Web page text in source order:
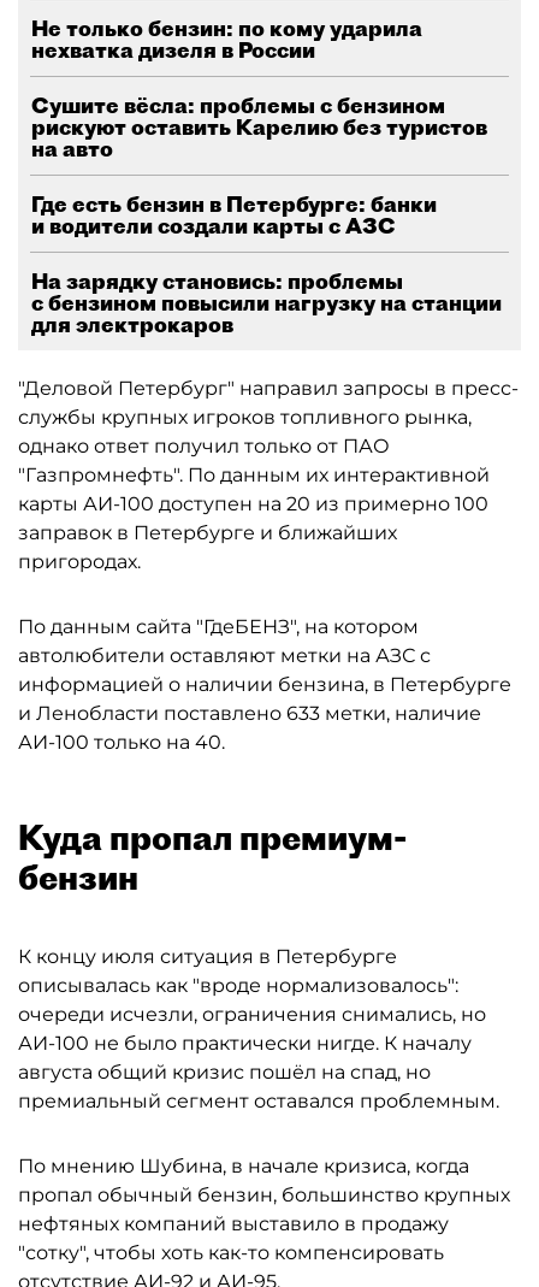
Не только бензин: по кому ударила
нехватка дизеля в России
Сушите вёсла: проблемы с бензином
рискуют оставить Карелию без туристов
на авто
Где есть бензин в Петербурге: банки
и водители создали карты с АЗС
На зарядку становись: проблемы
с бензином повысили нагрузку на станции
для электрокаров
"Деловой Петербург" направил запросы в пресс-
службы крупных игроков топливного рынка,
однако ответ получил только от ПАО
"Газпромнефть". По данным их интерактивной
карты АИ-100 доступен на 20 из примерно 100
заправок в Петербурге и ближайших
пригородах.
По данным сайта "ГдеБЕНЗ", на котором
автолюбители оставляют метки на АЗС с
информацией о наличии бензина, в Петербурге
и Ленобласти поставлено 633 метки, наличие
АИ-100 только на 40.
Куда пропал премиум-
бензин
К концу июля ситуация в Петербурге
описывалась как "вроде нормализовалось":
очереди исчезли, ограничения снимались, но
АИ-100 не было практически нигде. К началу
августа общий кризис пошёл на спад, но
премиальный сегмент оставался проблемным.
По мнению Шубина, в начале кризиса, когда
пропал обычный бензин, большинство крупных
нефтяных компаний выставило в продажу
"сотку", чтобы хоть как-то компенсировать
отсутствие АИ-92 и АИ-95.